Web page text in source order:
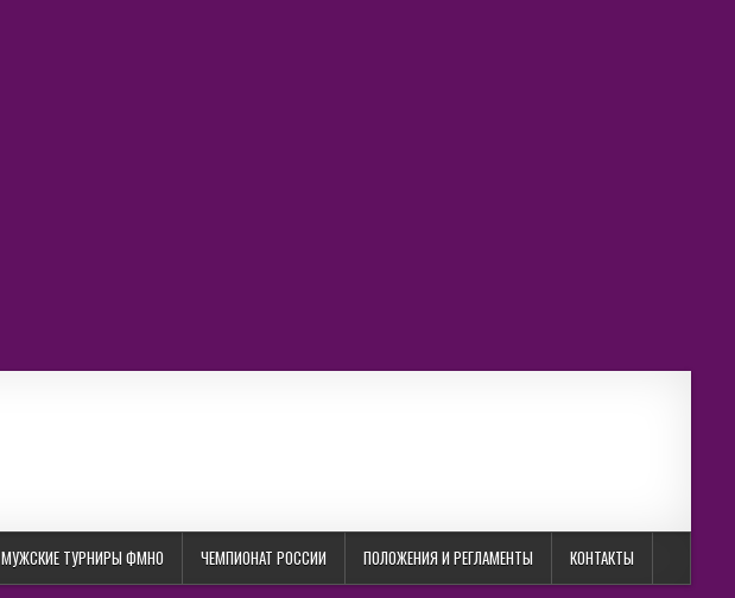
МУЖСКИЕ ТУРНИРЫ ФМНО ЧЕМПИОНАТ РОССИИ ПОЛОЖЕНИЯ И РЕГЛАМЕНТЫ КОНТАКТЫ